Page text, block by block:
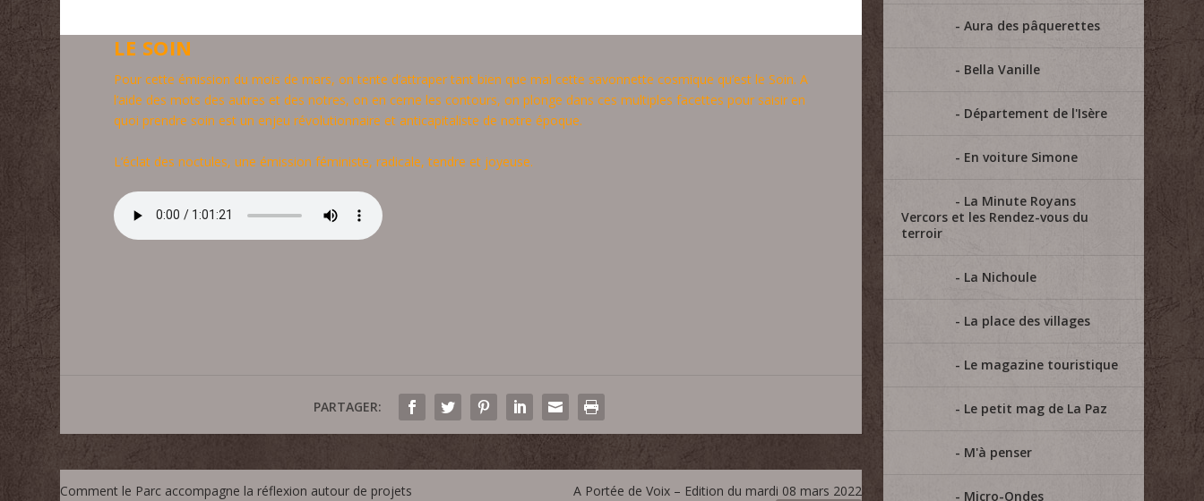
LE SOIN
Pour cette émission du mois de mars, on tente d’attraper tant bien que mal cette savonnette cosmique qu’est le Soin. A
l’aide des mots des autres et des notres, on en cerne les contours, on plonge dans ces multiples facettes pour saisir en
quoi prendre soin est un enjeu révolutionnaire et anticapitaliste de notre époque.
L’éclat des noctules, une émission féministe, radicale, tendre et joyeuse.
PARTAGER:
Comment le Parc accompagne la réflexion autour de projets
A Portée de Voix – Edition du mardi 08 mars 2022
Aura des pâquerettes
Bella Vanille
Département de l'Isère
En voiture Simone
La Minute Royans
Vercors et les Rendez-vous du
terroir
La Nichoule
La place des villages
Le magazine touristique
Le petit mag de La Paz
M'à penser
Micro-Ondes